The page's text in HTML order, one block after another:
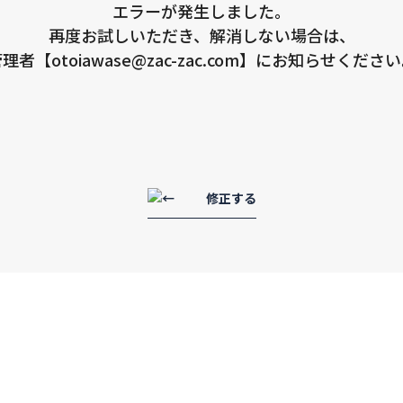
エラーが発生しました。
再度お試しいただき、解消しない場合は、
者【otoiawase@zac-zac.com】にお知らせくださ
修正する